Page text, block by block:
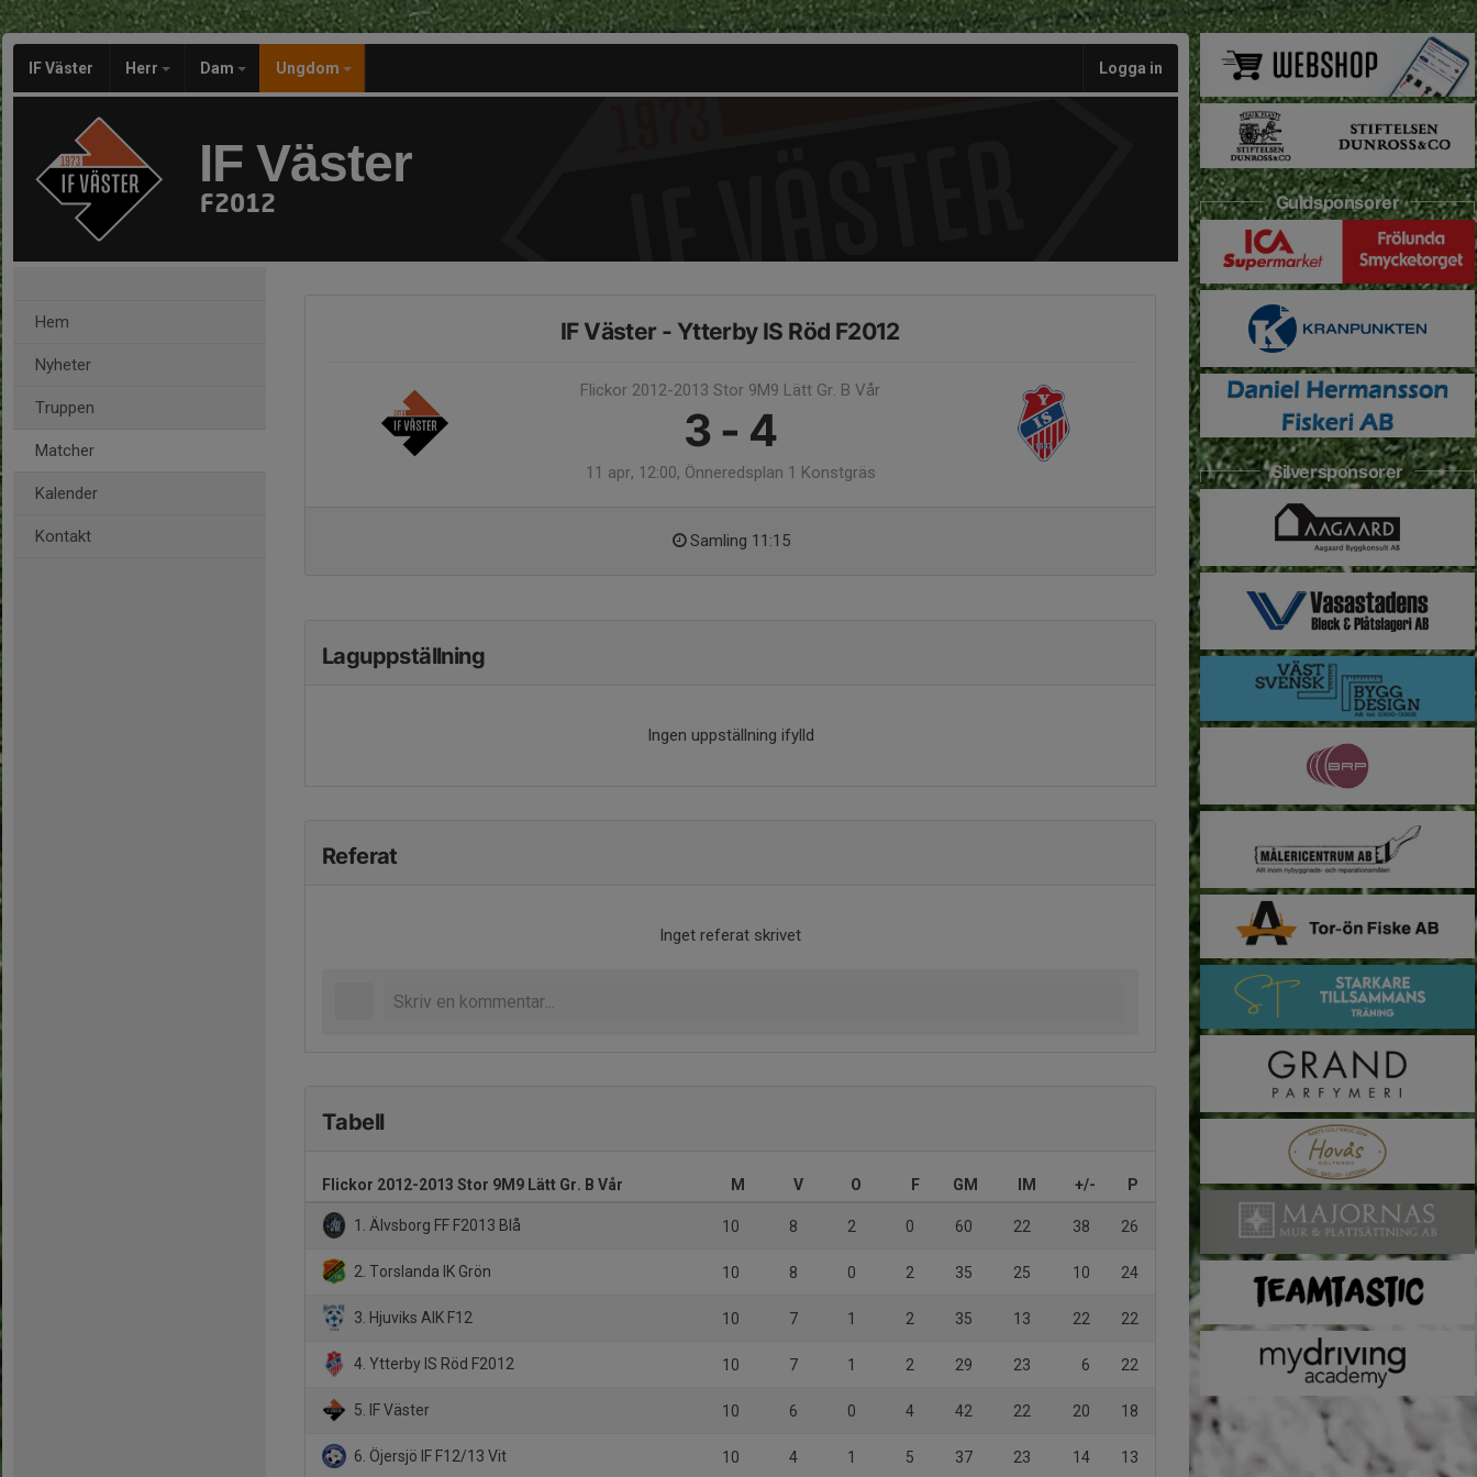
IF Väster Herr Dam Ungdom Logga in
IF Väster
F2012
Hem
Nyheter
Truppen
Matcher
Kalender
Kontakt
IF Väster - Ytterby IS Röd F2012
Flickor 2012-2013 Stor 9M9 Lätt Gr. B Vår
3 - 4
11 apr, 12:00, Önneredsplan 1 Konstgräs
Samling 11:15
Laguppställning
Ingen uppställning ifylld
Referat
Inget referat skrivet
Tabell
Flickor 2012-2013 Stor 9M9 Lätt Gr. B Vår M V O F GM IM +/- P
1. Älvsborg FF F2013 Blå 10 8 2 0 60 22 38 26
2. Torslanda IK Grön 10 8 0 2 35 25 10 24
3. Hjuviks AIK F12 10 7 1 2 35 13 22 22
4. Ytterby IS Röd F2012 10 7 1 2 29 23 6 22
5. IF Väster 10 6 0 4 42 22 20 18
6. Öjersjö IF F12/13 Vit 10 4 1 5 37 23 14 13
Guldsponsorer
Silversponsorer